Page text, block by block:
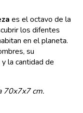
es el octavo de la
los difentes
en el planeta.
su
la cantidad de
70x7x7 cm.